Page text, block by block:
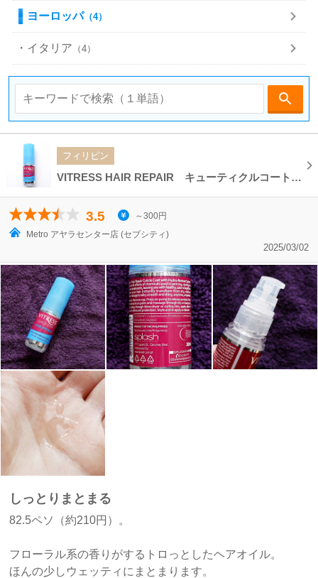
ヨーロッパ（4）
・イタリア （4）
フィリピン
VITRESS HAIR REPAIR キューティクルコート ヘアリペア トリートメントヘアオイル
3.5
～300円
Metro アヤラセンター店 (セブシティ)
2025/03/02
しっとりまとまる
82.5ペソ（約210円）。
フローラル系の香りがするトロっとしたヘアオイル。
ほんの少しウェッティにまとまります。